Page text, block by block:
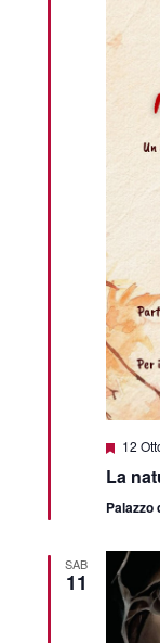
12
La
Palazzo
SAB
11